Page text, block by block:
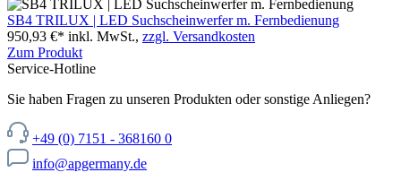
SB4 TRILUX | LED Suchscheinwerfer m. Fernbedienung
950,93 €* inkl. MwSt., zzgl. Versandkosten
Zum Produkt
Service-Hotline
Sie haben Fragen zu unseren Produkten oder sonstige Anliegen?
+49 (0) 7151 - 368160 0
info@apgermany.de